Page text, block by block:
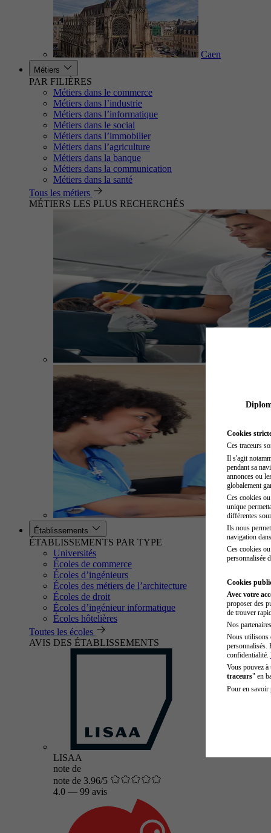
Caen
Métiers
PAR FILIÈRES
Métiers dans le commerce
Métiers dans l’industrie
Métiers dans l’informatique
Métiers dans le social
Métiers dans l’immobilier
Métiers dans l’agriculture
Métiers dans la banque
Métiers dans la communication
Métiers dans la santé
Tous les métiers
MÉTIERS LES PLUS RECHERCHÉS
Établissements
ÉTABLISSEMENTS PAR TYPE
Universités
Écoles de commerce
Écoles d’ingénieurs
Écoles des métiers de l’architecture
Écoles de droit
Écoles d’ingénieur informatique
Écoles hôtelières
Toutes les écoles
AVIS DES ÉTABLISSEMENTS
LISAA
note de
note de 3.96/5
4.0 — 99 avis
Cookies
Ces traceurs
Il s'agit
pendant sa
annonces ou
globalement
Ces cookies
unique
différentes
Ils nous
navigation
Ces cookies
personnalisée
Cookies
Avec votre
proposer des
de trouver
Nos
Nous utilisons
personnalisés.
confidentialité.
Vous pouvez
traceurs" en
Pour en